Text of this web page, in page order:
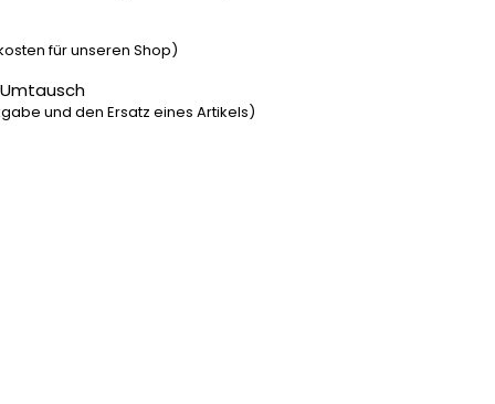
für unseren Shop)
und den Ersatz eines Artikels)